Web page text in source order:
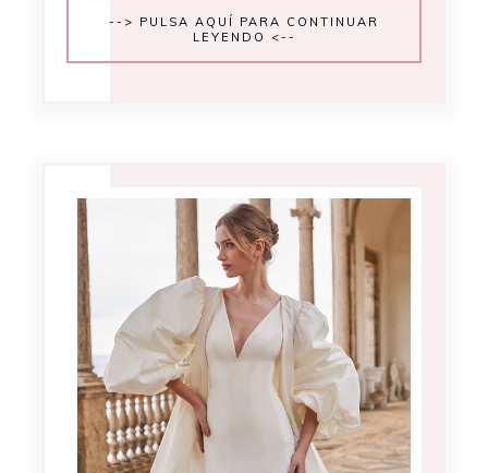
--> PULSA AQUÍ PARA CONTINUAR
LEYENDO <--